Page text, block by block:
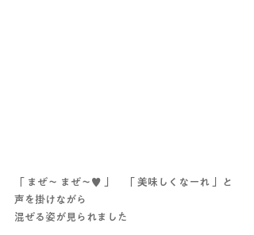
「 まぜ～ まぜ～♥ 」　「 美味しくなーれ 」と
声を掛けながら
混ぜる姿が見られました